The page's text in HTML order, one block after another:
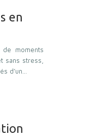
en
moments
sans stress,
d’un…